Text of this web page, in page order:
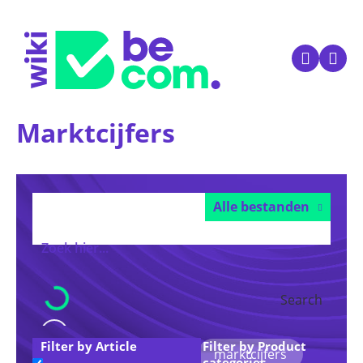
Marktcijfers
Alle bestanden
Search
Filter by Article
Filter by Product
Voorgestelde trefwoorden:
marktcijfers